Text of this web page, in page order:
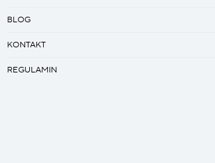
BLOG
KONTAKT
REGULAMIN